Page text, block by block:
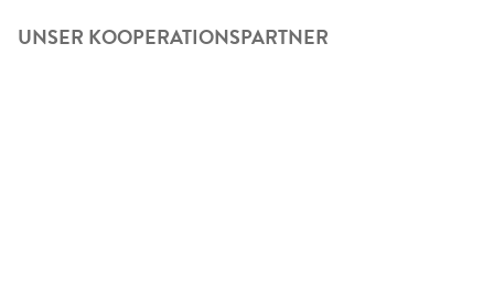
UNSER KOOPERATIONSPARTNER